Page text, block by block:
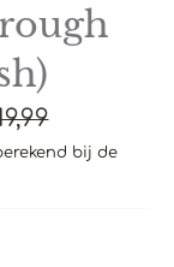
bij de